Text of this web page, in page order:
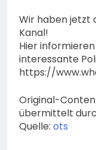
Wir haben jetzt
Kanal!
Hier
interessante
https://
Original-
übermittelt
Quelle: ots